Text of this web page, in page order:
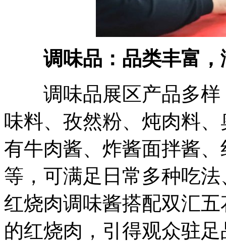
调味品：品类丰富，
调味品展区产品多样
味料、孜然粉、炖肉料
有牛肉酱、炸酱面拌酱
等，可满足日常多种吃
红烧肉调味酱搭配双汇
的红烧肉，引得观众驻